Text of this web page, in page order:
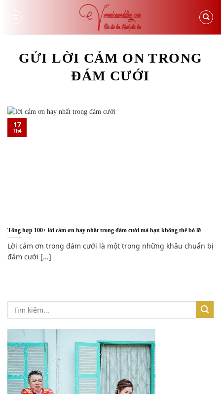
GỬI LỜI CẢM ON TRONG
ĐÁM CƯỚI
Tổng hợp 100+ lời cảm ơn hay nhất trong đám cưới mà bạn không thể bỏ lỡ
Lời cảm ơn trong đám cưới là một trong những khâu chuẩn bị
đám cưới [...]
17
Th4